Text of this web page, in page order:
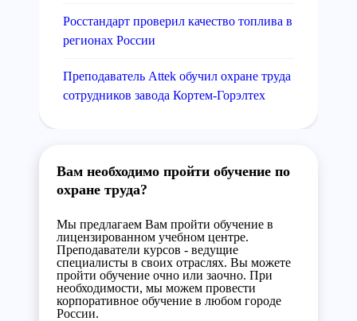
Росстандарт проверил качество топлива в
регионах России
Преподаватель Attek обучил охране труда
сотрудников завода Кортем-Горэлтех
Вам необходимо пройти обучение по
охране труда?
Мы предлагаем Вам пройти обучение в
лицензированном учебном центре.
Преподаватели курсов - ведущие
специалисты в своих отраслях. Вы можете
пройти обучение очно или заочно. При
необходимости, мы можем провести
корпоративное обучение в любом городе
России.